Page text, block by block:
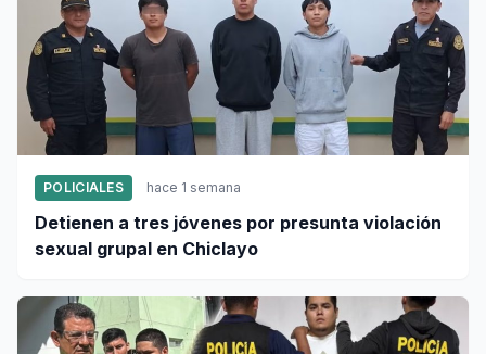
POLICIALES hace 1 semana
Detienen a tres jóvenes por presunta violación
sexual grupal en Chiclayo